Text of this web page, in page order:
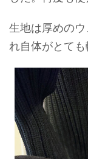
生地は厚めの
れ自体がとても